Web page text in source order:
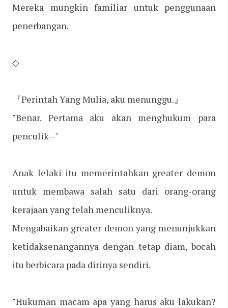
Mereka mungkin familiar untuk penggunaan
penerbangan.
◇
『Perintah Yang Mulia, aku menunggu.』
"Benar. Pertama aku akan menghukum para
penculik--"
Anak lelaki itu memerintahkan greater demon
untuk membawa salah satu dari orang-orang
kerajaan yang telah menculiknya.
Mengabaikan greater demon yang menunjukkan
ketidaksenangannya dengan tetap diam, bocah
itu berbicara pada dirinya sendiri.
"Hukuman macam apa yang harus aku lakukan?